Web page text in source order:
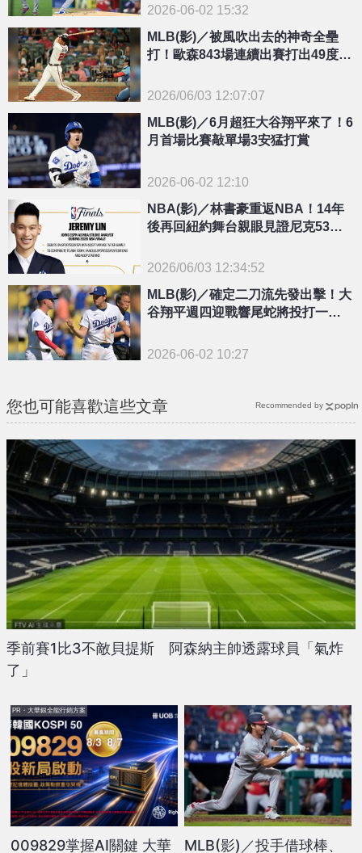
2026-06-02 15:32
{PLAYICON}
MLB(影)／被風吹出去的神奇全壘
打！歐森843場連續出賽打出49度仰
2026/06/03 12:07:07
MLB(影)／6月超狂大谷翔平來了！6
月首場比賽敲單場3安猛打賞
2026-06-02 12:10
{PLAYICON}
NBA(影)／林書豪重返NBA！14年
後再回紐約舞台親眼見證尼克53年
2026/06/03 12:34:52
MLB(影)／確定二刀流先發出擊！大
谷翔平週四迎戰響尾蛇將投打一肩
2026-06-02 10:27
您也可能喜歡這些文章
季前賽1比3不敵貝提斯 阿森納主帥透露球員「氣炸
了」
009829掌握AI關鍵 大華
PR・大華銀全能行銷方案
MLB(影)／投手借球棒、
Recommended by